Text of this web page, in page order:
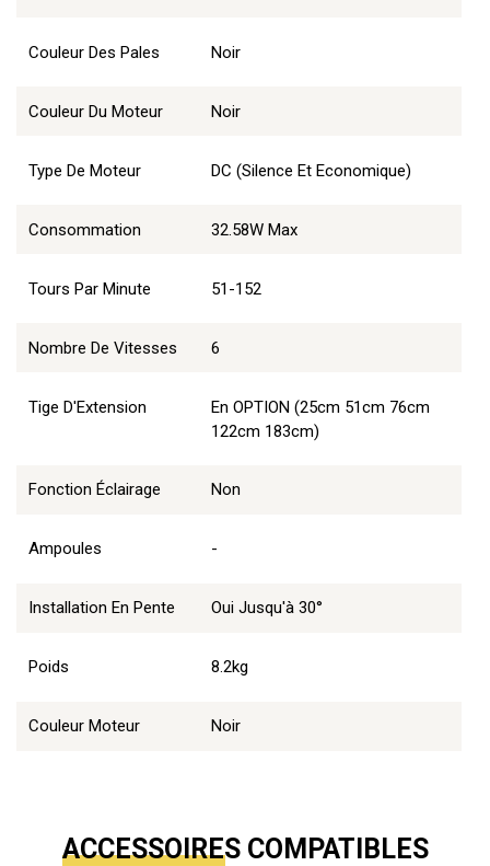
Couleur Des Pales Noir
Couleur Du Moteur Noir
Type De Moteur DC (Silence Et Economique)
Consommation 32.58W Max
Tours Par Minute 51-152
Nombre De Vitesses 6
Tige D'Extension
En OPTION (25cm 51cm 76cm
122cm 183cm)
Fonction Éclairage Non
Ampoules -
Installation En Pente Oui Jusqu'à 30°
Poids 8.2kg
Couleur Moteur Noir
ACCESSOIRES COMPATIBLES